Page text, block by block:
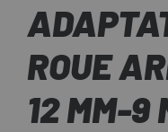
ROUE
12 MM-9